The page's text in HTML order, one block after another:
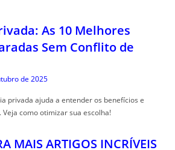
As 10 Melhores
Sem Conflito de
de 2025
privada ajuda a entender os benefícios e
como otimizar sua escolha!
MAIS ARTIGOS INCRÍVEIS